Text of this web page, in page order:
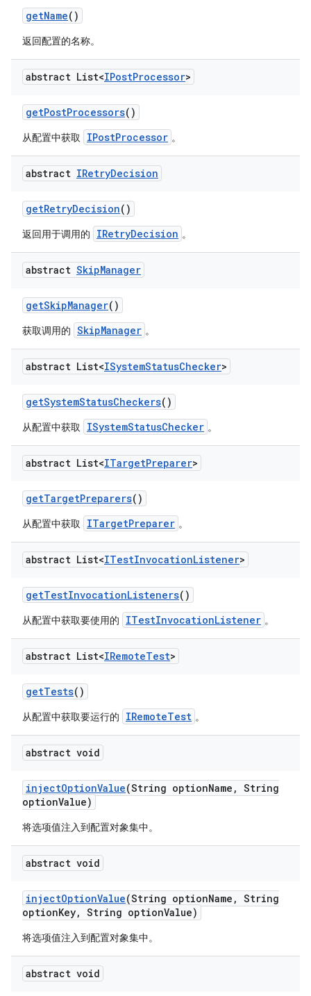
getName()
返回配置的名称。
abstract List<IPostProcessor>
getPostProcessors()
从配置中获取 IPostProcessor 。
abstract IRetryDecision
getRetryDecision()
返回用于调用的 IRetryDecision 。
abstract SkipManager
getSkipManager()
获取调用的 SkipManager 。
abstract List<ISystemStatusChecker>
getSystemStatusCheckers()
从配置中获取 ISystemStatusChecker 。
abstract List<ITargetPreparer>
getTargetPreparers()
从配置中获取 ITargetPreparer 。
abstract List<ITestInvocationListener>
getTestInvocationListeners()
从配置中获取要使用的 ITestInvocationListener 。
abstract List<IRemoteTest>
getTests()
从配置中获取要运行的 IRemoteTest 。
abstract void
injectOptionValue(String optionName , String
optionValue)
将选项值注入到配置对象集中。
abstract void
injectOptionValue(String optionName , String
optionKey, String optionValue)
将选项值注入到配置对象集中。
abstract void